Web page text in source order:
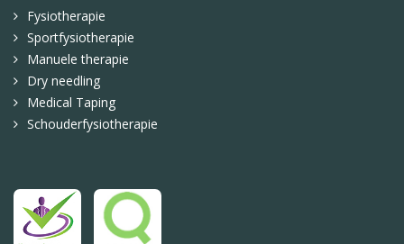
Fysiotherapie
Sportfysiotherapie
Manuele therapie
Dry needling
Medical Taping
Schouderfysiotherapie